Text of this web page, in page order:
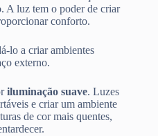
A luz tem o poder de criar
conforto.
lo a criar ambientes
externo.
iluminação suave. Luzes
e criar um ambiente
de cor mais quentes,